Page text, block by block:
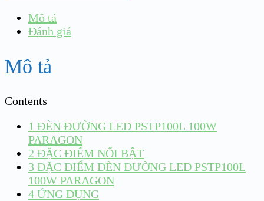
Mô tả
Đánh giá
Mô tả
Contents
1 ĐÈN ĐƯỜNG LED PSTP100L 100W
PARAGON
2 ĐẶC ĐIỂM NỔI BẬT
3 ĐẶC ĐIỂM ĐÈN ĐƯỜNG LED PSTP100L
100W PARAGON
4 ỨNG DỤNG